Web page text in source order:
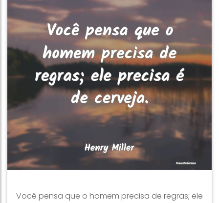
Você pensa que o homem precisa de regras; ele